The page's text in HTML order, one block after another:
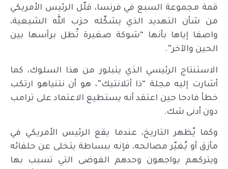
قمة مجموعة السبع في فرنسا، قلّل الرئيس الأمريكي
من شأن التهديد الذي يشكّله حزب الله الشيعية،
واصفا إياها بأنها “شوكة صغيرة تُطل برأسها بين
الحين والآخر”.
الاستنتاج الرئيسي الذي يتبلور من هذا السلوك، كما
أشارت إليه مجلة “ذا أتلانتيك”، هو أن نتنياهو ارتكب
خطأ فادحا حين اعتقد أنه يستطيع الاعتماد على ترامب
دون أدنى شك.
وكما يُظهر التاريخ، عندما يقع الرئيس الأمريكي في
مأزق أو يُغيّر مصالحه، فإنه ببساطة يتخلى عن حلفائه
ويتركهم يواجهون وحدهم الفوضى التي تسبب بها